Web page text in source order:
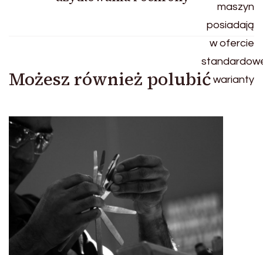
Możesz również polubić